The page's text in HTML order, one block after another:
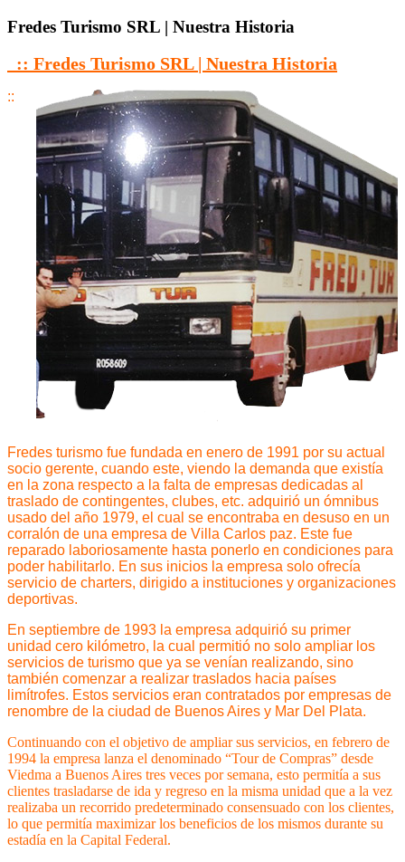
Fredes Turismo SRL | Nuestra Historia
:: Fredes Turismo SRL | Nuestra Historia
::
Fredes turismo fue fundada en enero de 1991 por su actual
socio gerente, cuando este, viendo la demanda que existía
en la zona respecto a la falta de empresas dedicadas al
traslado de contingentes, clubes, etc. adquirió un ómnibus
usado del año 1979, el cual se encontraba en desuso en un
corralón de una empresa de Villa Carlos paz. Este fue
reparado laboriosamente hasta ponerlo en condiciones para
poder habilitarlo. En sus inicios la empresa solo ofrecía
servicio de charters, dirigido a instituciones y organizaciones
deportivas.
En septiembre de 1993 la empresa adquirió su primer
unidad cero kilómetro, la cual permitió no solo ampliar los
servicios de turismo que ya se venían realizando, sino
también comenzar a realizar traslados hacia países
limítrofes. Estos servicios eran contratados por empresas de
renombre de la ciudad de Buenos Aires y Mar Del Plata.
Continuando con el objetivo de ampliar sus servicios, en febrero de
1994 la empresa lanza el denominado “Tour de Compras” desde
Viedma a Buenos Aires tres veces por semana, esto permitía a sus
clientes trasladarse de ida y regreso en la misma unidad que a la vez
realizaba un recorrido predeterminado consensuado con los clientes,
lo que permitía maximizar los beneficios de los mismos durante su
estadía en la Capital Federal.